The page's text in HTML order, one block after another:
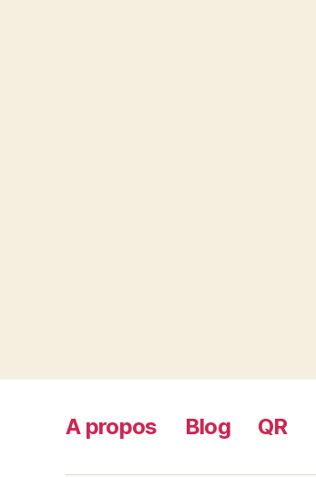
A propos Blog QR